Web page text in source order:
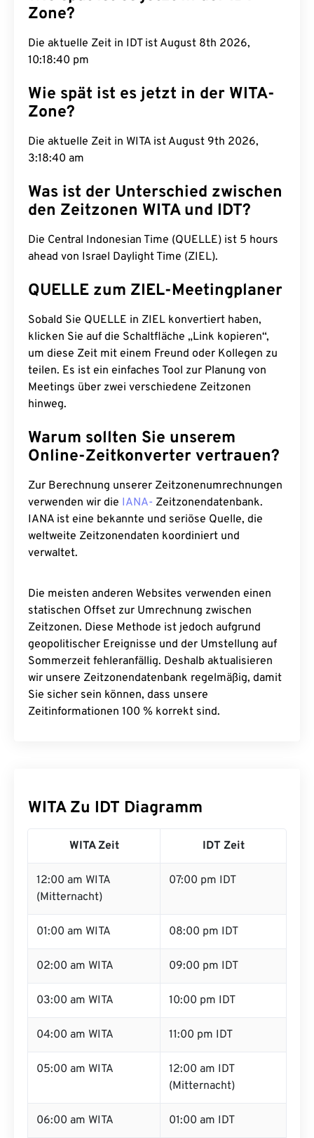
Zone?
Die aktuelle Zeit in IDT ist August 8th 2026,
10:18:41 pm
Wie spät ist es jetzt in der WITA-
Zone?
Die aktuelle Zeit in WITA ist August 9th 2026,
3:18:41 am
Was ist der Unterschied zwischen
den Zeitzonen WITA und IDT?
Die Central Indonesian Time (QUELLE) ist 5 hours
ahead von Israel Daylight Time (ZIEL).
QUELLE zum ZIEL-Meetingplaner
Sobald Sie QUELLE in ZIEL konvertiert haben,
klicken Sie auf die Schaltfläche „Link kopieren“,
um diese Zeit mit einem Freund oder Kollegen zu
teilen. Es ist ein einfaches Tool zur Planung von
Meetings über zwei verschiedene Zeitzonen
hinweg.
Warum sollten Sie unserem
Online-Zeitkonverter vertrauen?
Zur Berechnung unserer Zeitzonenumrechnungen
verwenden wir die IANA- Zeitzonendatenbank.
IANA ist eine bekannte und seriöse Quelle, die
weltweite Zeitzonendaten koordiniert und
verwaltet.
Die meisten anderen Websites verwenden einen
statischen Offset zur Umrechnung zwischen
Zeitzonen. Diese Methode ist jedoch aufgrund
geopolitischer Ereignisse und der Umstellung auf
Sommerzeit fehleranfällig. Deshalb aktualisieren
wir unsere Zeitzonendatenbank regelmäßig, damit
Sie sicher sein können, dass unsere
Zeitinformationen 100 % korrekt sind.
WITA Zu IDT Diagramm
WITA Zeit IDT Zeit
12:00 am WITA
(Mitternacht)
07:00 pm IDT
01:00 am WITA 08:00 pm IDT
02:00 am WITA 09:00 pm IDT
03:00 am WITA 10:00 pm IDT
04:00 am WITA 11:00 pm IDT
05:00 am WITA
12:00 am IDT
(Mitternacht)
06:00 am WITA 01:00 am IDT